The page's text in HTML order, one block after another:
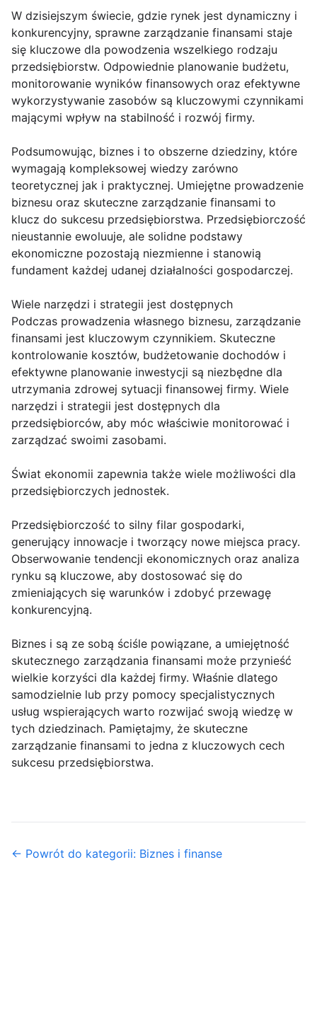
W dzisiejszym świecie, gdzie rynek jest dynamiczny i
konkurencyjny, sprawne zarządzanie finansami staje
się kluczowe dla powodzenia wszelkiego rodzaju
przedsiębiorstw. Odpowiednie planowanie budżetu,
monitorowanie wyników finansowych oraz efektywne
wykorzystywanie zasobów są kluczowymi czynnikami
mającymi wpływ na stabilność i rozwój firmy.
Podsumowując, biznes i to obszerne dziedziny, które
wymagają kompleksowej wiedzy zarówno
teoretycznej jak i praktycznej. Umiejętne prowadzenie
biznesu oraz skuteczne zarządzanie finansami to
klucz do sukcesu przedsiębiorstwa. Przedsiębiorczość
nieustannie ewoluuje, ale solidne podstawy
ekonomiczne pozostają niezmienne i stanowią
fundament każdej udanej działalności gospodarczej.
Wiele narzędzi i strategii jest dostępnych
Podczas prowadzenia własnego biznesu, zarządzanie
finansami jest kluczowym czynnikiem. Skuteczne
kontrolowanie kosztów, budżetowanie dochodów i
efektywne planowanie inwestycji są niezbędne dla
utrzymania zdrowej sytuacji finansowej firmy. Wiele
narzędzi i strategii jest dostępnych dla
przedsiębiorców, aby móc właściwie monitorować i
zarządzać swoimi zasobami.
Świat ekonomii zapewnia także wiele możliwości dla
przedsiębiorczych jednostek.
Przedsiębiorczość to silny filar gospodarki,
generujący innowacje i tworzący nowe miejsca pracy.
Obserwowanie tendencji ekonomicznych oraz analiza
rynku są kluczowe, aby dostosować się do
zmieniających się warunków i zdobyć przewagę
konkurencyjną.
Biznes i są ze sobą ściśle powiązane, a umiejętność
skutecznego zarządzania finansami może przynieść
wielkie korzyści dla każdej firmy. Właśnie dlatego
samodzielnie lub przy pomocy specjalistycznych
usług wspierających warto rozwijać swoją wiedzę w
tych dziedzinach. Pamiętajmy, że skuteczne
zarządzanie finansami to jedna z kluczowych cech
sukcesu przedsiębiorstwa.
← Powrót do kategorii: Biznes i finanse